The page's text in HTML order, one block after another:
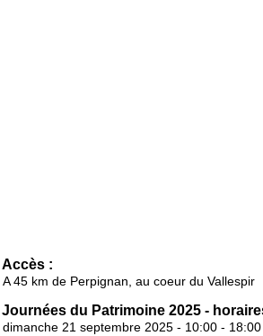
Accès :
A 45 km de Perpignan, au coeur du Vallespir
Journées du Patrimoine 2025 -
dimanche 21 septembre 2025 - 10:00 - 18:00